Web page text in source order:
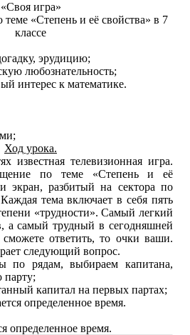
«Своя игра»
«Степень и её свойства» в 7
классе
эрудицию;
любознательность;
интерес к математике.
Ход урока.
известная телевизионная игра.
по теме «Степень и её
экран, разбитый на сектора по
тема включает в себя пять
«трудности». Самый легкий
а самый трудный в сегодняшней
ответить, то очки ваши.
следующий вопрос.
по рядам, выбираем капитана,
парту;
капитал на первых партах;
определенное время.
определенное время.